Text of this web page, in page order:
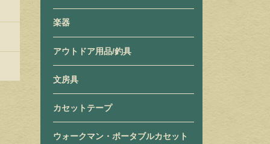
楽器
アウトドア用品/釣具
文房具
カセットテープ
ウォークマン・ポータブルカセット